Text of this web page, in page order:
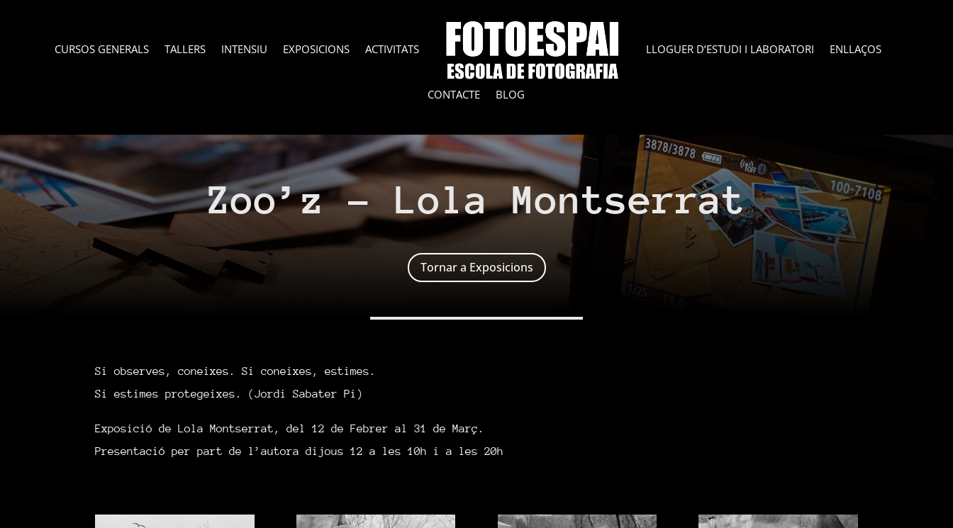
CURSOS GENERALS TALLERS INTENSIU EXPOSICIONS ACTIVITATS LLOGUER D’ESTUDI I LABORATORI ENLLAÇOS
CONTACTE BLOG
Zoo’z – Lola Montserrat
Tornar a Exposicions
Si observes, coneixes. Si coneixes, estimes.
Si estimes protegeixes. (Jordi Sabater Pi)
Exposició de Lola Montserrat, del 12 de Febrer al 31 de Març.
Presentació per part de l’autora dijous 12 a les 10h i a les 20h